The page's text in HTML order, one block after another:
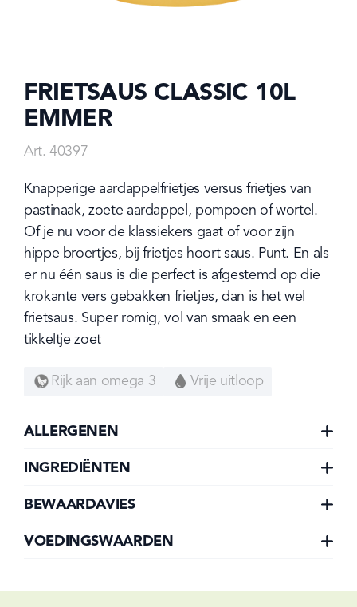
FRIETSAUS CLASSIC 10L
EMMER
Art. 40397
Knapperige aardappelfrietjes versus frietjes van
pastinaak, zoete aardappel, pompoen of wortel.
Of je nu voor de klassiekers gaat of voor zijn
hippe broertjes, bij frietjes hoort saus. Punt. En als
er nu één saus is die perfect is afgestemd op die
krokante vers gebakken frietjes, dan is het wel
frietsaus. Super romig, vol van smaak en een
tikkeltje zoet
Rijk aan omega 3 Vrije uitloop
ALLERGENEN
INGREDIËNTEN
BEWAARDAVIES
VOEDINGSWAARDEN